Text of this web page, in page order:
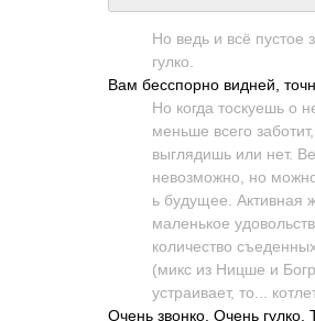
Но ведь и всё пустое
гулко.
Вам бесспорно видней,
Но когда тоскуешь о
меньше всего
выглядишь или нет.
невозможно, но
ь будущее. Активная
маленькое
количество
(микс из Ницше и
устраивает, то...
Очень звонко. Очень гулко.